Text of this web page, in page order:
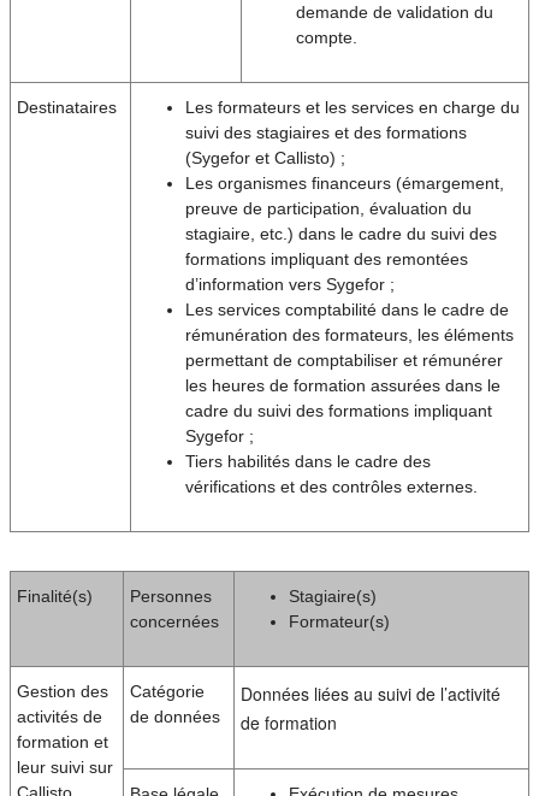
demande de validation du
compte.
Destinataires
Les formateurs et les services en charge du
suivi des stagiaires et des formations
(Sygefor et Callisto) ;
Les organismes financeurs (émargement,
preuve de participation, évaluation du
stagiaire, etc.) dans le cadre du suivi des
formations impliquant des remontées
d’information vers Sygefor ;
Les services comptabilité dans le cadre de
rémunération des formateurs, les éléments
permettant de comptabiliser et rémunérer
les heures de formation assurées dans le
cadre du suivi des formations impliquant
Sygefor ;
Tiers habilités dans le cadre des
vérifications et des contrôles externes.
Finalité(s)
Personnes
concernées
Stagiaire(s)
Formateur(s)
Gestion des
activités de
formation et
leur suivi sur
Catégorie
de données
Données liées au suivi de l’activité
de formation